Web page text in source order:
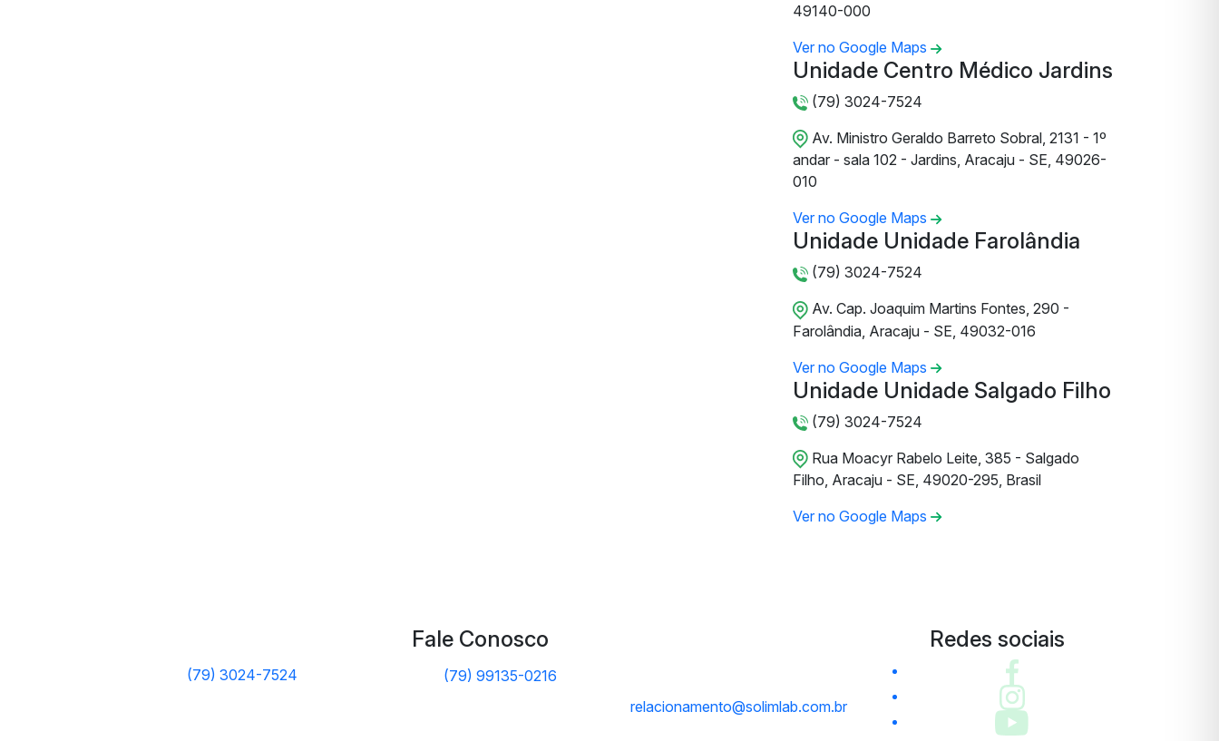
49140-000
Ver no Google Maps
Unidade Centro Médico Jardins
(79) 3024-7524
Av. Ministro Geraldo Barreto Sobral, 2131 - 1º
andar - sala 102 - Jardins, Aracaju - SE, 49026-
010
Ver no Google Maps
Unidade Unidade Farolândia
(79) 3024-7524
Av. Cap. Joaquim Martins Fontes, 290 -
Farolândia, Aracaju - SE, 49032-016
Ver no Google Maps
Unidade Unidade Salgado Filho
(79) 3024-7524
Rua Moacyr Rabelo Leite, 385 - Salgado
Filho, Aracaju - SE, 49020-295, Brasil
Ver no Google Maps
Fale Conosco
(79) 3024-7524
(79) 99135-0216
relacionamento@solimlab.com.br
Redes sociais